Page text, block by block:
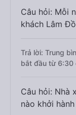
Câu hỏi: Mỗi
khách Lâm
Trả lời: Trung
bắt đầu từ 6:30
Câu hỏi: Nhà
nào khởi